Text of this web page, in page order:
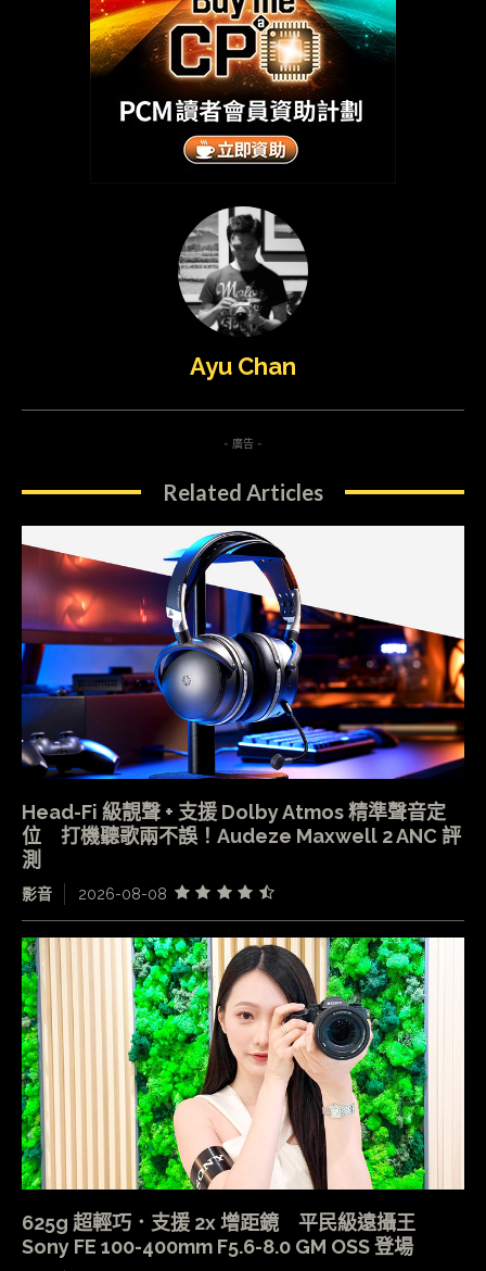
Ayu Chan
- 廣告 -
Related Articles
Head-Fi 級靚聲 + 支援 Dolby Atmos 精準聲音定
位 打機聽歌兩不誤！Audeze Maxwell 2 ANC 評
測
影音 2026-08-08
625g 超輕巧．支援 2x 增距鏡 平民級遠攝王
Sony FE 100-400mm F5.6-8.0 GM OSS 登場